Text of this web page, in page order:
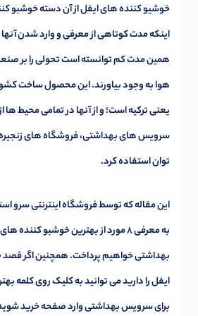
خوشیو کننده های ایفل از آن دسته خوشبو
اینکه مدت کوتاهی از معرفی و وارد شدن آنها
همین مدت کم توانسته است تحولی را بر
هوا به وجود بیاورند. این محصول ساخت
یعنی ترکیه است؛ و از آنها در تمامی محیط ها
سرویس های بهداشتی، فروشگاه های
توان استفاده کرد.
این مقاله که توسطفروشگاه اینترنتی سرو
به معرفی 8 مورد از بهترین خوشبو
بهداشتی خواهیم پرداخت. همچنین اگر
ایفل را دارید می توانید به کلیک روی کلمه ب
برای سرویس بهداشتیوارد صفحه خرید